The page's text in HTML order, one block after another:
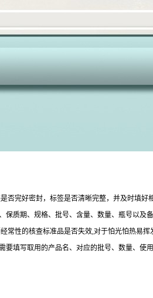
否完好密封，标签是否清晰完整，并及时填好
保质期、规格、批号、含量、数量、瓶号以及备
常性的核查标准品是否失效,对于怕光怕热易
要填写取用的产品名、对应的批号、数量、